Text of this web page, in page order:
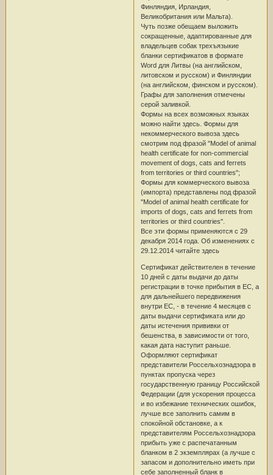
Финляндия, Ирландия,
Великобритания или Мальта).
Чуть позже обещаем выложить
сокращенные, адаптированные для
владельцев собак трехъязыкие
бланки сертификатов в формате
Word для Литвы (на английском,
литовском и русском) и Финляндии
(на английском, финском и русском).
Графы для заполнения отмечены
серой заливкой.
Формы на всех возможных языках
можно найти здесь. Формы для
некоммерческого вывоза здесь
смотрим под фразой "Model of animal
health certificate for non-commercial
movement of dogs, cats and ferrets
from territories or third countries";
Формы для коммерческого вывоза
(импорта) представлены под фразой
"Model of animal health certificate for
imports of dogs, cats and ferrets from
territories or third countries".
Все эти формы применяются с 29
декабря 2014 года. Об изменениях с
29.12.2014 читайте здесь
Сертификат действителен в течение
10 дней с даты выдачи до даты
регистрации в точке прибытия в ЕС, а
для дальнейшего передвижения
внутри ЕС, - в течение 4 месяцев с
даты выдачи сертификата или до
даты истечения прививки от
бешенства, в зависимости от того,
какая дата наступит раньше.
Оформляют сертификат
представители Россельхознадзора в
пунктах пропуска через
государственную границу Российской
Федерации (для ускорения процесса
и во избежание технических ошибок,
лучше все заполнить самим в
спокойной обстановке, а к
представителям Россельхознадзора
прибыть уже с распечатанным
бланком в 2 экземплярах (а лучше с
запасом и дополнительно иметь при
себе заполненный бланк в